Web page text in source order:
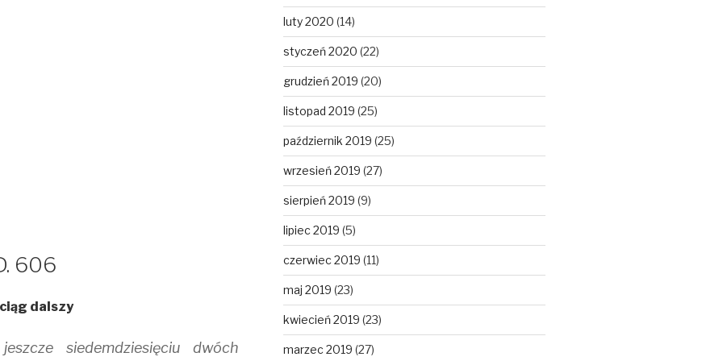
606
dalszy
siedemdziesięciu dwóch
luty 2020 (14)
styczeń 2020 (22)
grudzień 2019 (20)
listopad 2019 (25)
październik 2019 (25)
wrzesień 2019 (27)
sierpień 2019 (9)
lipiec 2019 (5)
czerwiec 2019 (11)
maj 2019 (23)
kwiecień 2019 (23)
marzec 2019 (27)